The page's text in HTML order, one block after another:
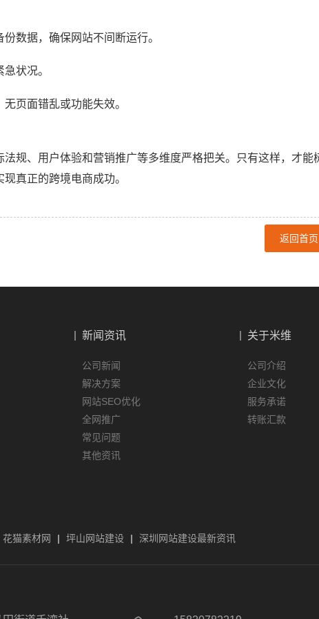
数据，确保网站不间断运行。
状况。
页面错乱或功能失效。
规、用户体验和营销推广等多维度严格把关。只有这样，才能
真正的跨境电商成功。
返回首页
新闻资讯
公司新闻
解决方案
网站SEO优化
全网推广
常见问题
其他资讯
关于米维
公司介绍
企业文化
服务承诺
转账汇款
花猫素材网 | 坪山网站建设 | 深圳网站建设最新资讯